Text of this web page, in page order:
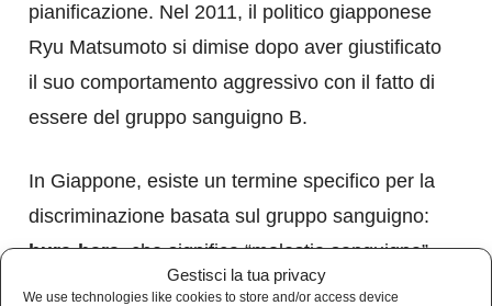
Gestisci la tua privacy
We use technologies like cookies to store and/or access device
pianificazione. Nel 2011, il politico giapponese
Ryu Matsumoto si dimise dopo aver giustificato
il suo comportamento aggressivo con il fatto di
essere del gruppo sanguigno B.
In Giappone, esiste un termine specifico per la
discriminazione basata sul gruppo sanguigno:
bura-hara, che significa “molestia sanguigna”.
Questo termine indica pratiche discriminatorie